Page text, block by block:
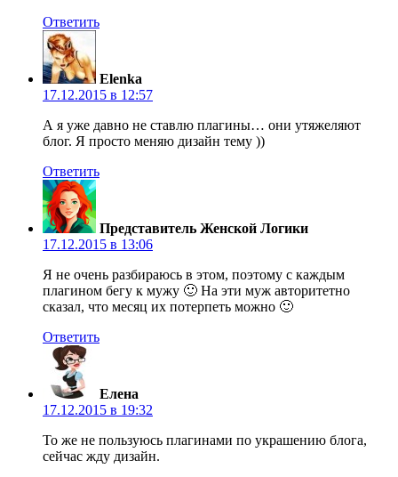
Ответить
Elenka
17.12.2015 в 12:57
А я уже давно не ставлю плагины… они утяжеляют
блог. Я просто меняю дизайн тему ))
Ответить
Представитель Женской Логики
17.12.2015 в 13:06
Я не очень разбираюсь в этом, поэтому с каждым
плагином бегу к мужу 🙂 На эти муж авторитетно
сказал, что месяц их потерпеть можно 🙂
Ответить
Елена
17.12.2015 в 19:32
То же не пользуюсь плагинами по украшению блога,
сейчас жду дизайн.